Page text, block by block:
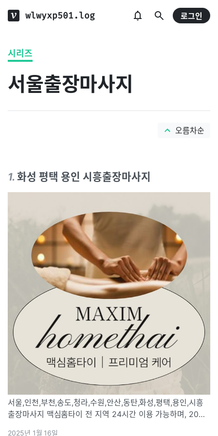
wlwyxp501.log 로그인
시리즈
서울출장마사지
오름차순
1. 화성 평택 용인 시흥출장마사지
서울,인천,부천,송도,청라,수원,안산,동탄,화성,평택,용인,시흥
출장마사지 맥심홈타이 전 지역 24시간 이용 가능하며, 20대
2025년 1월 16일